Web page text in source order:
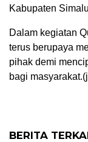
Kabupaten
Dalam kegiatan
terus berupaya
pihak demi
bagi
BERITA